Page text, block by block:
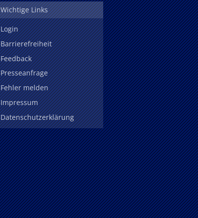
Wichtige Links
Login
Barrierefreiheit
Feedback
Presseanfrage
Fehler melden
Impressum
Datenschutzerklärung